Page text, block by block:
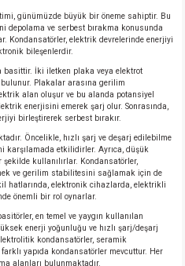
günümüzde büyük bir öneme sahiptir. Bu
depolama ve serbest bırakma konusunda
Kondansatörler, elektrik devrelerinde enerjiyi
bileşenlerdir.
basittir. İki iletken plaka veya elektrot
Plakalar arasına gerilim
alan oluşur ve bu alanda potansiyel
enerjisini emerek şarj olur. Sonrasında,
birleştirerek serbest bırakır.
Öncelikle, hızlı şarj ve deşarj edilebilme
karşılamada etkilidirler. Ayrıca, düşük
şekilde kullanılırlar. Kondansatörler,
ve gerilim stabilitesini sağlamak için de
hatlarında, elektronik cihazlarda, elektrikli
önemli bir rol oynarlar.
en temel ve yaygın kullanılan
enerji yoğunluğu ve hızlı şarj/deşarj
kondansatörler, seramik
yapıda kondansatörler mevcuttur. Her
alanları bulunmaktadır.